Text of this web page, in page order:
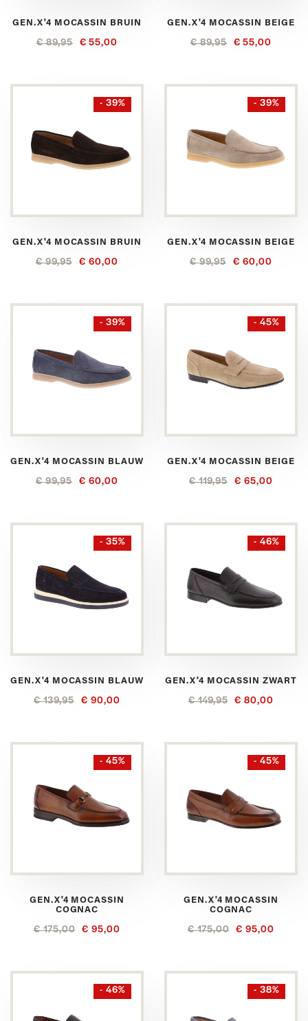
GEN.X'4 MOCASSIN BRUIN
€ 89,95 € 55,00
GEN.X'4 MOCASSIN BEIGE
€ 89,95 € 55,00
- 39%
GEN.X'4 MOCASSIN BRUIN
€ 99,95 € 60,00
- 39%
GEN.X'4 MOCASSIN BEIGE
€ 99,95 € 60,00
- 39%
GEN.X'4 MOCASSIN BLAUW
€ 99,95 € 60,00
- 45%
GEN.X'4 MOCASSIN BEIGE
€ 119,95 € 65,00
- 35%
GEN.X'4 MOCASSIN BLAUW
€ 139,95 € 90,00
- 46%
GEN.X'4 MOCASSIN ZWART
€ 149,95 € 80,00
- 45%
GEN.X'4 MOCASSIN
COGNAC
€ 175,00 € 95,00
- 45%
GEN.X'4 MOCASSIN
COGNAC
€ 175,00 € 95,00
- 46% - 38%